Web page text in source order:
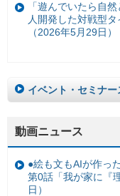
「遊んでいたら自
人開発した対戦型タ
（2026年5月29日）
イベント・セミナ
動画ニュース
●絵も文もAIが作っ
第0話「我が家に『
日）